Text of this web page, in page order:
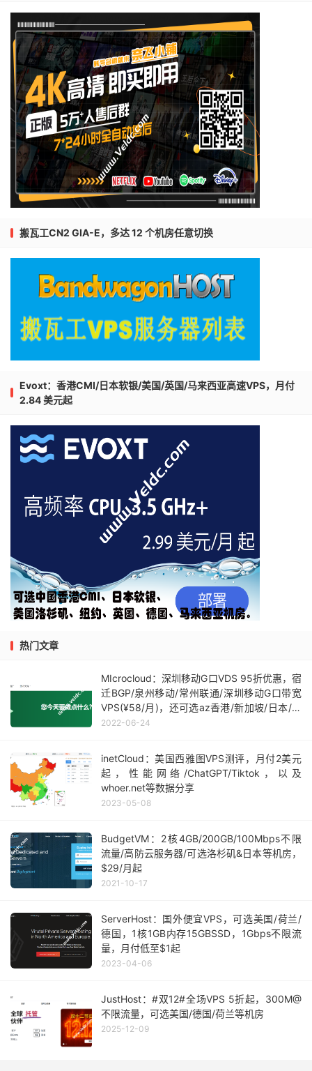
搬瓦工CN2 GIA-E，多达 12 个机房任意切换
Evoxt：香港CMI/日本软银/美国/英国/马来西亚高速VPS，月付
2.84 美元起
热门文章
MIcrocloud：深圳移动G口VDS 95折优惠，宿
迁BGP/泉州移动/常州联通/深圳移动G口带宽
VPS(¥58/月)，还可选az香港/新加坡/日本/韩
国(¥18/月)
2022-06-24
inetCloud：美国西雅图VPS测评，月付2美元
起，性能网络/ChatGPT/Tiktok，以及
whoer.net等数据分享
2023-05-08
BudgetVM：2核4GB/200GB/100Mbps不限
流量/高防云服务器/可选洛杉矶&日本等机房，
$29/月起
2021-10-17
ServerHost：国外便宜VPS，可选美国/荷兰/
德国，1核1GB内存15GBSSD，1Gbps不限流
量，月付低至$1起
2023-04-06
JustHost：#双12#全场VPS 5折起，300M@
不限流量，可选美国/德国/荷兰等机房
2025-12-09